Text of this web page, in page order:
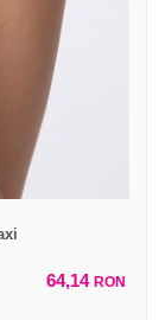
64,14 RON